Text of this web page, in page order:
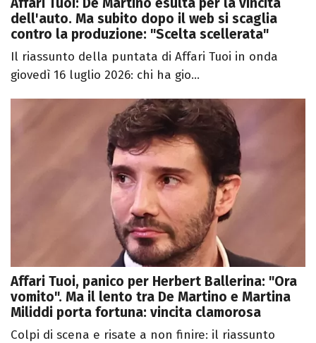
Affari Tuoi: De Martino esulta per la vincita
dell'auto. Ma subito dopo il web si scaglia
contro la produzione: "Scelta scellerata"
Il riassunto della puntata di Affari Tuoi in onda
giovedì 16 luglio 2026: chi ha gio...
Affari Tuoi, panico per Herbert Ballerina: "Ora
vomito". Ma il lento tra De Martino e Martina
Miliddi porta fortuna: vincita clamorosa
Colpi di scena e risate a non finire: il riassunto